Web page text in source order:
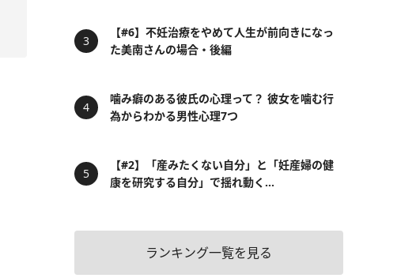
【#6】不妊治療をやめて人生が前向きになっ
た美南さんの場合・後編
噛み癖のある彼氏の心理って？ 彼女を噛む行
為からわかる男性心理7つ
【#2】「産みたくない自分」と「妊産婦の健
康を研究する自分」で揺れ動く...
ランキング一覧を見る